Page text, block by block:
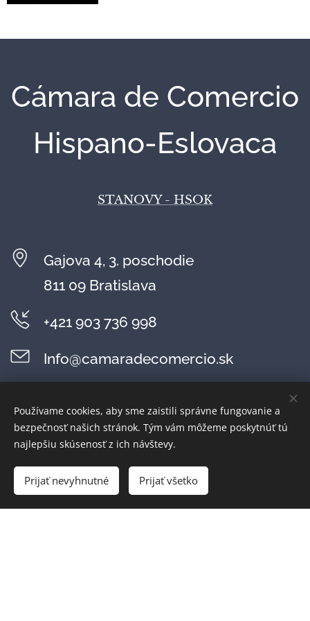
Cámara de Comercio
Hispano-Eslovaca
STANOVY - HSOK
Gajova 4, 3. poschodie
811 09 Bratislava
+421 903 736 998
Info@camaradecomercio.sk
@facebook
Používame cookies, aby sme zaistili správne fungovanie a
bezpečnosť našich stránok. Tým vám môžeme poskytnúť tú
najlepšiu skúsenosť z ich návštevy.
Prijať nevyhnutné Prijať všetko